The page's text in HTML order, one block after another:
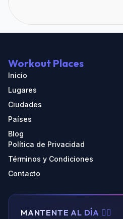
Workout Places
Inicio
Lugares
Ciudades
Países
Blog
Política de Privacidad
Términos y Condiciones
Contacto
MANTENTE AL DÍA 🏃‍♂️